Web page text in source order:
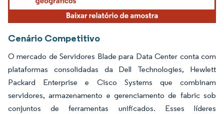
Cenário Competitivo
O mercado de Servidores Blade para Data Center conta com
plataformas consolidadas da Dell Technologies, Hewlett
Packard Enterprise e Cisco Systems que combinam
servidores, armazenamento e gerenciamento de fabric sob
conjuntos de ferramentas unificados. Esses líderes